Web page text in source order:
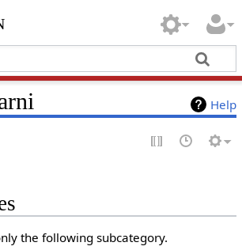
Help
the following subcategory.